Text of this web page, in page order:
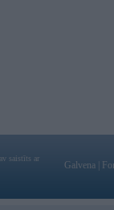
saistīts ar
Galvena